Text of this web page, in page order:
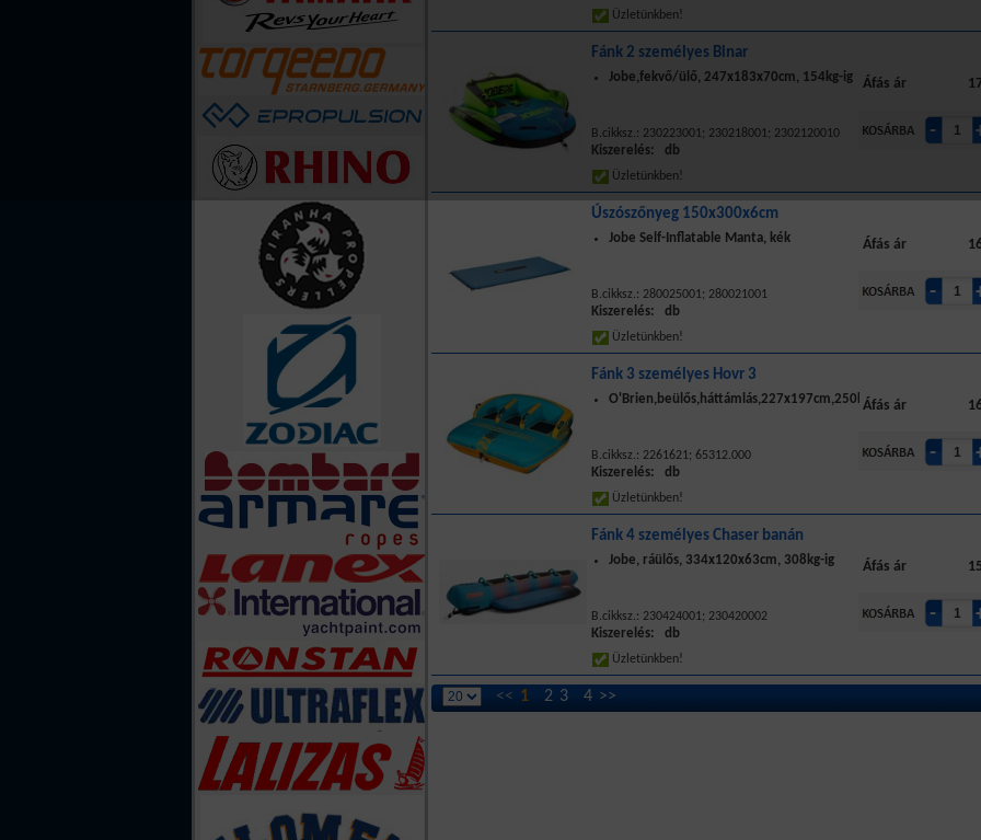
Üzletünkben!
Fánk 2 személyes Binar
Áfás ár
Jobe,fekvő/ülő, 247x183x70cm, 154kg-ig
B.cikksz.: 230223001; 230218001; 2302120010
Kiszerelés: db
Üzletünkben!
Úszószőnyeg 150x300x6cm
Áfás ár
Jobe Self-Inflatable Manta, kék
B.cikksz.: 280025001; 280021001
Kiszerelés: db
Üzletünkben!
Fánk 3 személyes Hovr 3
Áfás ár
O'Brien,beülős,háttámlás,227x197cm,250kg
B.cikksz.: 2261621; 65312.000
Kiszerelés: db
Üzletünkben!
Fánk 4 személyes Chaser banán
Áfás ár
Jobe, ráülős, 334x120x63cm, 308kg-ig
B.cikksz.: 230424001; 230420002
Kiszerelés: db
Üzletünkben!
<< 1 2 3 4 >>